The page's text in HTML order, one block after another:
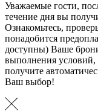
Уважаемые гости,
течение дня вы
Ознакомьтесь,
понадобится
доступны) Ваше
выполнения
получите
Ваш выбор!